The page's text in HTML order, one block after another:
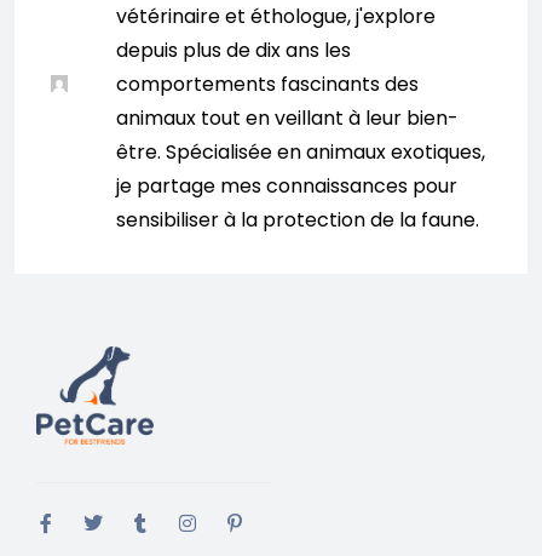
vétérinaire et éthologue, j'explore
depuis plus de dix ans les
comportements fascinants des
animaux tout en veillant à leur bien-
être. Spécialisée en animaux exotiques,
je partage mes connaissances pour
sensibiliser à la protection de la faune.